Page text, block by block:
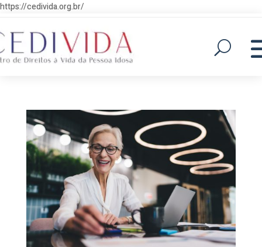
https://cedivida.org.br/